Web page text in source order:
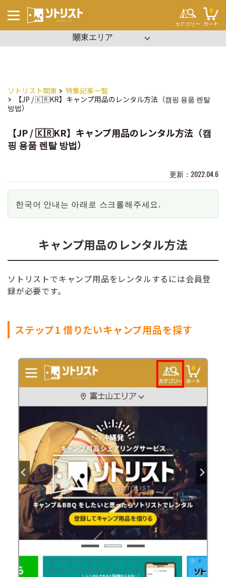
カテゴリー
0
カート
ソトリスト関東
特集記事一覧
【JP / 🇰🇷KR】キャンプ用品のレンタル方法（캠핑 용품 렌탈
방법）
【JP / 🇰🇷KR】キャンプ用品のレンタル方法（캠
핑 용품 렌탈 방법）
更新：2022.04.6
한국어 안내는 아래로 스크롤해주세요.
キャンプ用品のレンタル方法
ソトリストでキャンプ用品をレンタルするには会員登
録が必要です。
ステップ1 借りたいキャンプ用品を探す
▼ エリアを選択
沖縄関東
#パップテント
#タープ
#2ルーム
#寝袋
#コット
#設営簡単
#イベント
テント・タープ
チェア・テーブル
焚き火
その他